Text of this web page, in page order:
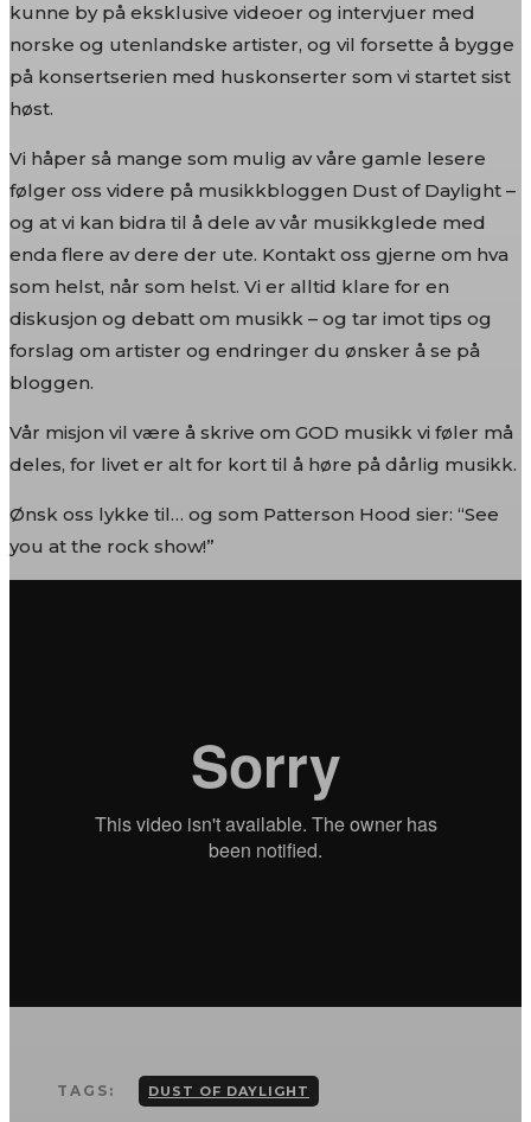
kunne by på eksklusive videoer og intervjuer med
norske og utenlandske artister, og vil forsette å bygge
på konsertserien med huskonserter som vi startet sist
høst.
Vi håper så mange som mulig av våre gamle lesere
følger oss videre på musikkbloggen Dust of Daylight –
og at vi kan bidra til å dele av vår musikkglede med
enda flere av dere der ute. Kontakt oss gjerne om hva
som helst, når som helst. Vi er alltid klare for en
diskusjon og debatt om musikk – og tar imot tips og
forslag om artister og endringer du ønsker å se på
bloggen.
Vår misjon vil være å skrive om GOD musikk vi føler må
deles, for livet er alt for kort til å høre på dårlig musikk.
Ønsk oss lykke til… og som Patterson Hood sier: “See
you at the rock show!”
TAGS: DUST OF DAYLIGHT